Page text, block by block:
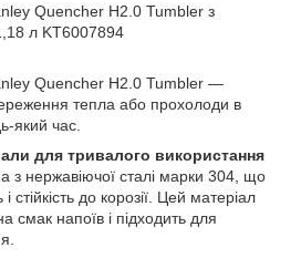
Quencher H2.0 Tumbler з
л KT6007894
Quencher H2.0 Tumbler —
тепла або прохолоди в
який час.
для тривалого використання
з нержавіючої сталі марки 304, що
стійкість до корозії. Цей матеріал
смак напоїв і підходить для